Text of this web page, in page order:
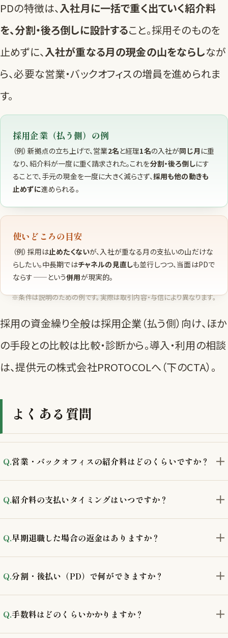
PDの特徴は、入社月に一括で重く出ていく紹介料
を、分割・後ろ倒しに設計すること。採用そのものを
止めずに、入社が重なる月の現金の山をならしなが
ら、必要な営業・バックオフィスの増員を進められま
す。
採用企業（払う側）の例
（例）新拠点の立ち上げで、営業2名と経理1名の入社が同じ月 に重
なり、紹介料が一度に重く請求された。これを分割・後ろ倒しにす
ることで、手元の現金を一度に大きく減らさず、採用も他の動きも
止めずに進められる。
使いどころの目安
（例）採用は止めたくないが、入社が重なる月の支払いの山だけな
らしたい。中長期ではチャネルの見直しも並行しつつ、当面はPDで
ならす——という併用が現実的。
※条件は説明のための例です。実際は取引内容・与信により異なります。
採用の資金繰り全般は採用企業（払う側）向け、ほか
の手段との比較は比較・診断から。導入・利用の相談
は、提供元の株式会社PROTOCOLへ（下のCTA）。
よくある質問
営業・バックオフィスの紹介料はどのくらいですか？
紹介料の支払いタイミングはいつですか？
早期退職した場合の返金はありますか？
分割・後払い（PD）で何ができますか？
手数料はどのくらいかかりますか？